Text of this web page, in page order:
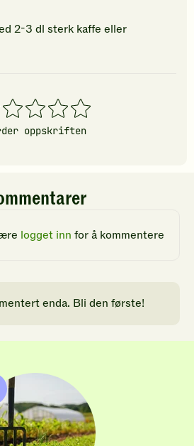
2-3 dl sterk kaffe eller
2
stjerner
3
stjerner
4
stjerner
5
stjerner
oppskriften
logget inn for å kommentere
enda. Bli den første!